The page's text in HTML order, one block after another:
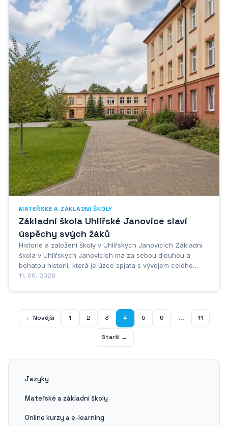
MATEŘSKÉ A ZÁKLADNÍ ŠKOLY
Základní škola Uhlířské Janovice slaví
úspěchy svých žáků
Historie a založení školy v Uhlířských Janovicích Základní
škola v Uhlířských Janovicích má za sebou dlouhou a
bohatou historii, která je úzce spjata s vývojem celého
města a jeho okolí. Počátky organizovaného vzdělávání v
11. 06. 2026
← Novější 1 2 3 4 5 6 ... 11
Starší →
Jazyky
Mateřské a základní školy
Online kurzy a e-learning